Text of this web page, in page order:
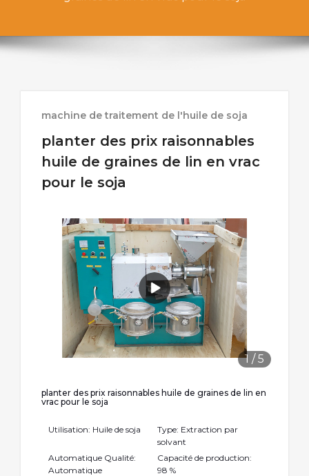
machine de traitement de l'huile de soja
planter des prix raisonnables
huile de graines de lin en vrac
pour le soja
1 /5
planter des prix raisonnables huile de graines de lin en
vrac pour le soja
Utilisation: Huile de soja
Type: Extraction par
solvant
Automatique Qualité:
Automatique
Capacité de production:
98 %